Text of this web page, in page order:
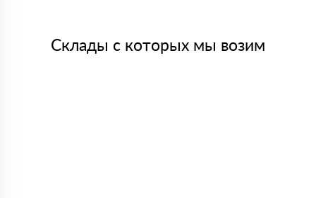
Склады с которых мы возим